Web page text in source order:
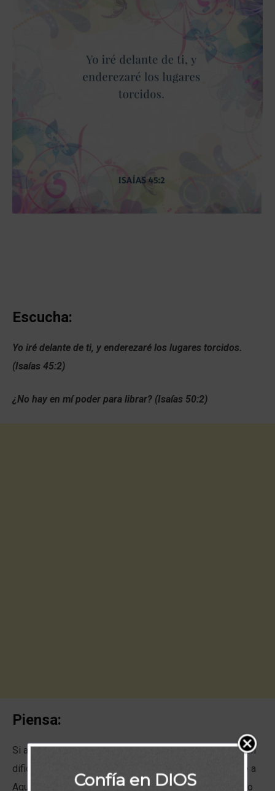
Escucha:
Yo iré delante de ti, y enderezaré los lugares torcidos.
(Isaías 45:2)
¿No hay en mí poder para librar? (Isaías 50:2)
Piensa:
Si alguno de ustedes, amados, parece estar enredado en
dificultades para las cuales no encuentra solución, mire a
Aquel que es perfecta sabiduría y permita que el enredo
Confía en DIOS